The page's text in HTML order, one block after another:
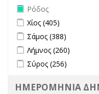
Remove Ρόδος filter
Ρόδος
Apply Χίος filter
Χίος (405)
Apply Σάμος filter
Σάμος (388)
Apply Λήμνος filter
Λήμνος (260)
Apply Σύρος filter
Σύρος (256)
ΗΜΕΡΟΜΗΝΙΑ